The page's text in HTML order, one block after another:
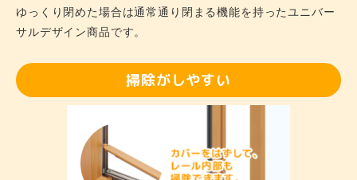
ゆっくり閉めた場合は通常通り閉まる機能を持ったユニバー
サルデザイン商品です。
掃除がしやすい